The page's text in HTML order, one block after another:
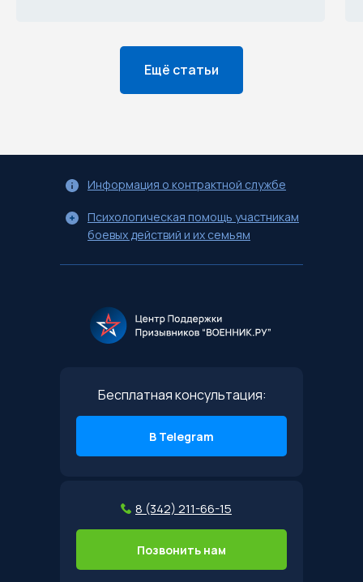
Ещё статьи
Бесплатная консультация:
В Telegram
8 (342) 211-66-15
Позвонить нам
Информация о контрактной службе
Психологическая помощь участникам
боевых действий и их семьям